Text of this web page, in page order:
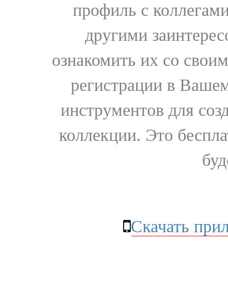
профиль с
другими
ознакомить их со
регистрации в
инструментов для
коллекции. Это
Скачать